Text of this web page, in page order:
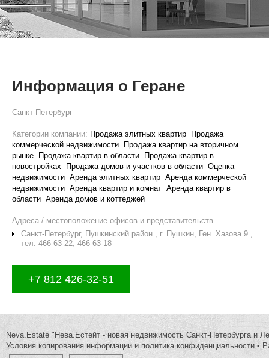
Информация о Геране
Санкт-Петербург
Категории компании: Продажа элитных квартир
Продажа
коммерческой недвижимости
Продажа квартир на вторичном
рынке
Продажа квартир в области
Продажа квартир в
новостройках
Продажа домов и участков в области Оценка
недвижимости Аренда элитных квартир Аренда коммерческой
недвижимости Аренда квартир и комнат Аренда квартир в
области Аренда домов и коттеджей
Адреса / местоположение офисов и представительств
Санкт-Петербург, Пушкинский район , г. Пушкин, Ген. Хазова 9 ,
тел: 466-63-22, 466-63-18
+7 812 426-32-51
Neva.Estate "Нева.Естейт - новая недвижимость Санкт-Петербурга и
Условия копирования информации и политика конфиденциальности •